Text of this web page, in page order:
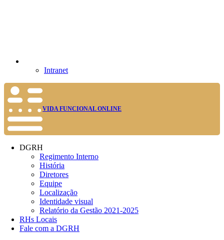
Intranet
VIDA FUNCIONAL ONLINE
DGRH
Regimento Interno
História
Diretores
Equipe
Localização
Identidade visual
Relatório da Gestão 2021-2025
RHs Locais
Fale com a DGRH